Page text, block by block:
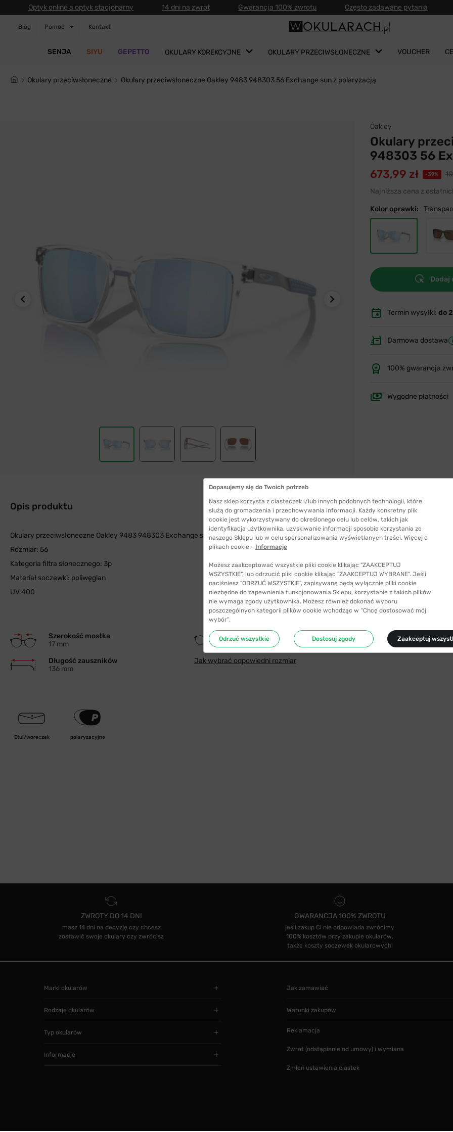
Optyk online a optyk stacjonarny 14 dni na zwrot Gwarancja 100% zwrotu Często zadawane pytania
Blog Pomoc Kontakt
SENJA SIYU GEPETTO OKULARY KOREKCYJNE OKULARY PRZECIWSŁONECZNE VOUCHER
Okulary przeciwsłoneczne Okulary przeciwsłoneczne Oakley 9483 948303 56 Exchange sun z polaryzacją
Oakley
Okulary
948303 56
673,99 zł -39%
Najniższa cena z
Kolor oprawki:
Dodaj
Termin wysyłki: do
Darmowa dostawa
100% gwarancja
Wygodne płatności
Opis produktu
Okulary przeciwsłoneczne Oakley 9483 948303 Exchange sun z polaryzacją
Rozmiar: 56
Kategoria filtra słonecznego: 3p
Materiał soczewki: poliwęglan
UV 400
Szerokość mostka
17 mm
Szerokość szkła
56 mm
Długość zauszników
136 mm
Jak wybrać odpowiedni rozmiar
Etui/woreczek polaryzacyjne
ZWROTY DO 14 DNI
masz 14 dni na decyzję czy chcesz
zostawić swoje okulary czy zwrócisz
GWARANCJA 100% ZWROTU
jeśli zakup Ci nie odpowiada zwrócimy
100% kosztów przy zakupie okularów,
także koszty soczewek okularowych!
Marki okularów
Rodzaje okularów
Typ okularów
Informacje
Jak zamawiać
Warunki zakupów
Reklamacja
Zwrot (odstąpienie od umowy) i wymiana
Zmień ustawienia ciastek
Dopasujemy się do Twoich potrzeb
Nasz sklep korzysta z ciasteczek i/lub innych podobnych technologii, które
służą do gromadzenia i przechowywania informacji. Każdy konkretny plik
cookie jest wykorzystywany do określonego celu lub celów, takich jak
identyfikacja użytkownika, uzyskiwanie informacji sposobie korzystania ze
naszego Sklepu lub w celu spersonalizowania wyświetlanych treści. Więcej o
plikach cookie - Informacje
Możesz zaakceptować wszystkie pliki cookie klikając "ZAAKCEPTUJ
WSZYSTKIE", lub odrzucić pliki cookie klikając "ZAAKCEPTUJ WYBRANE". Jeśli
naciśniesz "ODRZUĆ WSZYSTKIE", zapisywane będą wyłącznie pliki cookie
niezbędne do zapewnienia funkcjonowania Sklepu, korzystanie z takich plików
nie wymaga zgody użytkownika. Możesz również dokonać wyboru
poszczególnych kategorii plików cookie wchodząc w “Chcę dostosować mój
wybór”.
Odrzuć wszystkie Dostosuj zgody Zaakceptuj